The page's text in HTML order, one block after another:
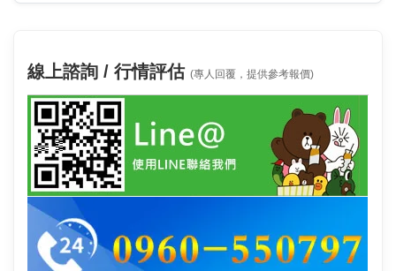
線上諮詢 / 行情評估 (專人回覆，提供參考報價)